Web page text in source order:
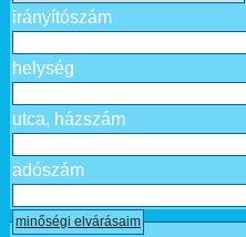
irányítószám
helység
utca, házszám
adószám
minőségi elvárásaim